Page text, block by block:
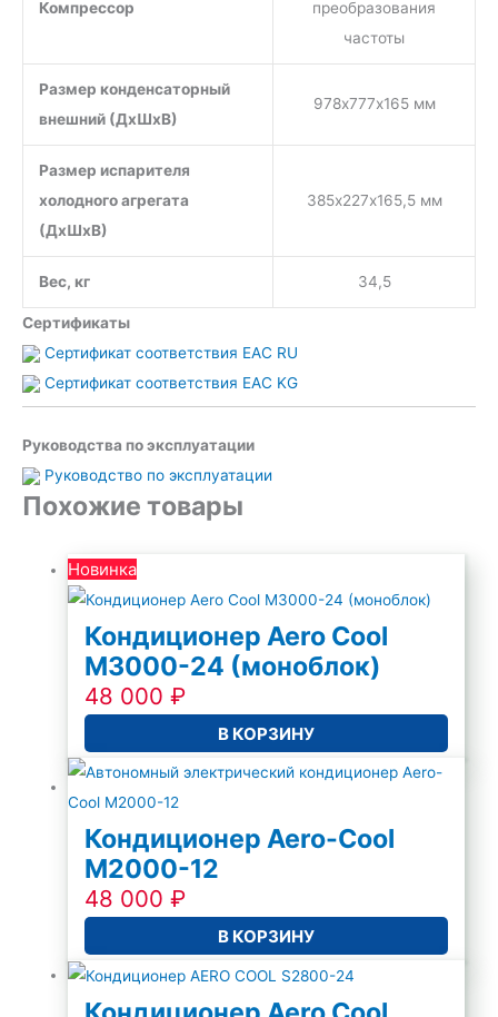
Компрессор
преобразования
частоты
Размер конденсаторный
внешний (ДхШхВ)
978х777х165 мм
Размер испарителя
холодного агрегата
(ДхШхВ)
385х227х165,5 мм
Вес, кг 34,5
Сертификаты
Сертификат соответствия ЕАС RU
Сертификат соответствия ЕАС KG
Руководства по эксплуатации
Руководство по эксплуатации
Похожие товары
Новинка
Кондиционер Aero Cool
M3000-24 (моноблок)
48 000₽
В КОРЗИНУ
Кондиционер Aero-Cool
M2000-12
48 000₽
В КОРЗИНУ